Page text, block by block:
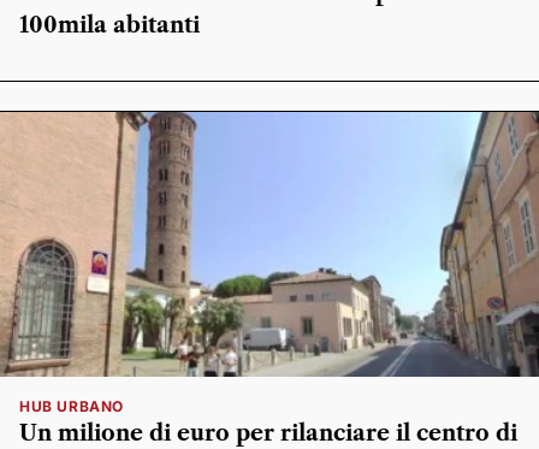
100mila abitanti
HUB URBANO
Un milione di euro per rilanciare il centro di